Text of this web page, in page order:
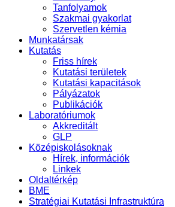
Tanfolyamok
Szakmai gyakorlat
Szervetlen kémia
Munkatársak
Kutatás
Friss hírek
Kutatási területek
Kutatási kapacitások
Pályázatok
Publikációk
Laboratóriumok
Akkreditált
GLP
Középiskolásoknak
Hírek, információk
Linkek
Oldaltérkép
BME
Stratégiai Kutatási Infrastruktúra